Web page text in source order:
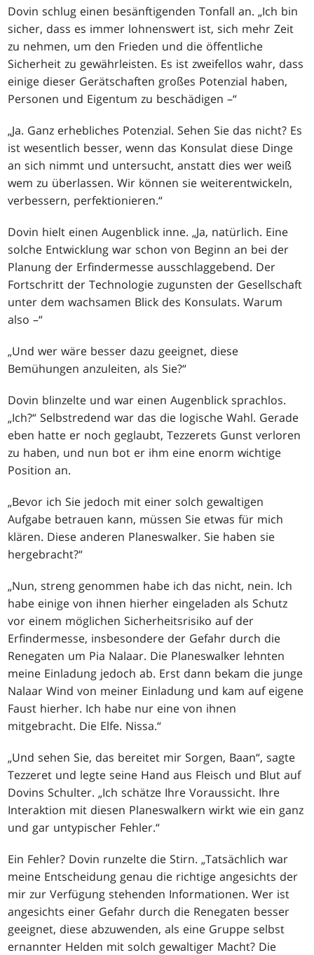
Dovin schlug einen besänftigenden Tonfall an. „Ich bin
sicher, dass es immer lohnenswert ist, sich mehr Zeit
zu nehmen, um den Frieden und die öffentliche
Sicherheit zu gewährleisten. Es ist zweifellos wahr, dass
einige dieser Gerätschaften großes Potenzial haben,
Personen und Eigentum zu beschädigen –“
„Ja. Ganz erhebliches Potenzial. Sehen Sie das nicht? Es
ist wesentlich besser, wenn das Konsulat diese Dinge
an sich nimmt und untersucht, anstatt dies wer weiß
wem zu überlassen. Wir können sie weiterentwickeln,
verbessern, perfektionieren.“
Dovin hielt einen Augenblick inne. „Ja, natürlich. Eine
solche Entwicklung war schon von Beginn an bei der
Planung der Erfindermesse ausschlaggebend. Der
Fortschritt der Technologie zugunsten der Gesellschaft
unter dem wachsamen Blick des Konsulats. Warum
also –“
„Und wer wäre besser dazu geeignet, diese
Bemühungen anzuleiten, als Sie?“
Dovin blinzelte und war einen Augenblick sprachlos.
„Ich?“ Selbstredend war das die logische Wahl. Gerade
eben hatte er noch geglaubt, Tezzerets Gunst verloren
zu haben, und nun bot er ihm eine enorm wichtige
Position an.
„Bevor ich Sie jedoch mit einer solch gewaltigen
Aufgabe betrauen kann, müssen Sie etwas für mich
klären. Diese anderen Planeswalker. Sie haben sie
hergebracht?“
„Nun, streng genommen habe ich das nicht, nein. Ich
habe einige von ihnen hierher eingeladen als Schutz
vor einem möglichen Sicherheitsrisiko auf der
Erfindermesse, insbesondere der Gefahr durch die
Renegaten um Pia Nalaar. Die Planeswalker lehnten
meine Einladung jedoch ab. Erst dann bekam die junge
Nalaar Wind von meiner Einladung und kam auf eigene
Faust hierher. Ich habe nur eine von ihnen
mitgebracht. Die Elfe. Nissa.“
„Und sehen Sie, das bereitet mir Sorgen, Baan“, sagte
Tezzeret und legte seine Hand aus Fleisch und Blut auf
Dovins Schulter. „Ich schätze Ihre Voraussicht. Ihre
Interaktion mit diesen Planeswalkern wirkt wie ein ganz
und gar untypischer Fehler.“
Ein Fehler? Dovin runzelte die Stirn. „Tatsächlich war
meine Entscheidung genau die richtige angesichts der
mir zur Verfügung stehenden Informationen. Wer ist
angesichts einer Gefahr durch die Renegaten besser
geeignet, diese abzuwenden, als eine Gruppe selbst
ernannter Helden mit solch gewaltiger Macht? Die